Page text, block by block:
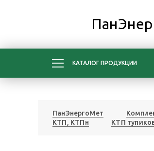
КАТАЛОГ ПРОДУКЦИИ
ПанЭнергоМет
КТП, КТПн
КТП